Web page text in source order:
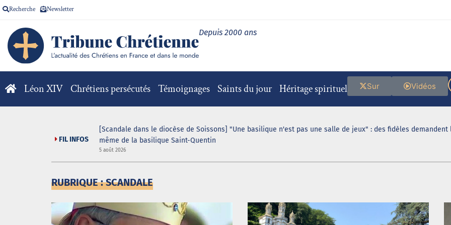
Recherche Newsletter
Depuis 2000 ans
Léon XIV Chrétiens persécutés Témoignages Saints du jour Héritage spirituel Vidéos
Sur
FIL INFOS
[Scandale dans le diocèse de Soissons] "Une basilique n'est pas une salle de jeux" : des fidèles demandent
même de la basilique Saint-Quentin
5 août 2026
RUBRIQUE : SCANDALE